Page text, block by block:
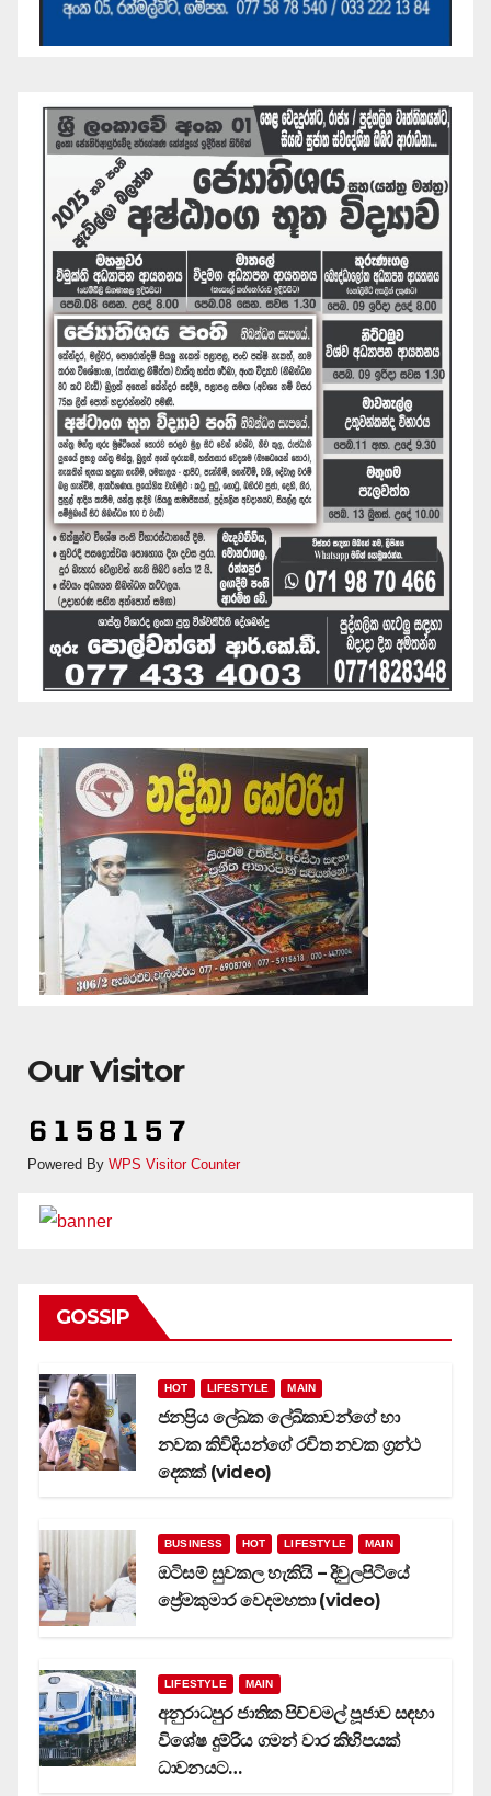
Our Visitor
Powered By WPS Visitor Counter
GOSSIP
HOT LIFESTYLE MAIN
ජනප්‍රිය ලේඛක ලේඛිකාවන්ගේ හා
නවක කිවිදියන්ගේ රචිත නවක ග්‍රන්ථ
දෙකක් (video)
BUSINESS HOT LIFESTYLE MAIN
ඔටිසම් සුවකල හැකියි – දිවුලපිටියේ
ප්‍රේමකුමාර වෙදමහතා (video)
LIFESTYLE MAIN
අනුරාධපුර ජාතික පිච්චමල් පූජාව සඳහා
විශේෂ දුම්රිය ගමන් වාර කිහිපයක්
ධාවනයට…